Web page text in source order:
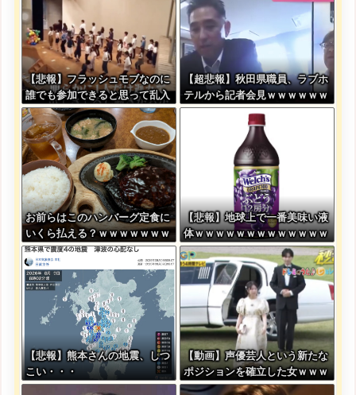
【悲報】フラッシュモブなのに
誰でも参加できると思って乱入
した結果ｗｗｗｗｗｗｗｗｗｗ
【超悲報】秋田県職員、ラブホ
テルから記者会見ｗｗｗｗｗｗ
ｗｗｗ
お前らはこのハンバーグ定食に
いくら払える？ｗｗｗｗｗｗｗ
ｗｗｗ
【悲報】地球上で一番美味い液
体ｗｗｗｗｗｗｗｗｗｗｗｗｗ
ｗｗｗｗｗｗｗｗｗｗｗｗｗｗ
ｗｗｗｗｗｗ
【悲報】熊本さんの地震、しつ
こい・・・
【動画】声優芸人という新たな
ポジションを確立した女ｗｗｗ
ｗｗｗｗｗｗｗｗｗｗｗｗｗｗ